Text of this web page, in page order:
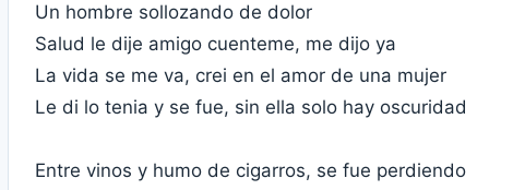
Un hombre sollozando de dolor
Salud le dije amigo cuenteme, me dijo ya
La vida se me va, crei en el amor de una mujer
Le di lo tenia y se fue, sin ella solo hay oscuridad
Entre vinos y humo de cigarros, se fue perdiendo